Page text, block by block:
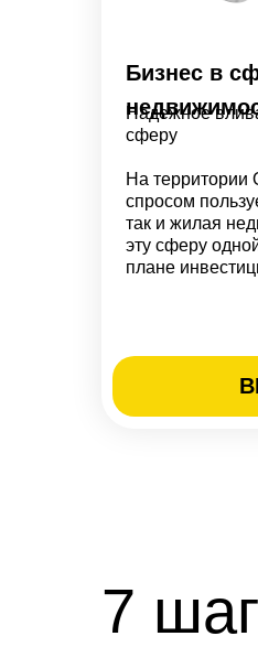
Надежное
сферу
На
спросом
так и жилая
эту сферу
плане
Бизнес в
7